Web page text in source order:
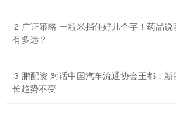
2 广证策略 一粒米挡住好几个字！药品说
有多远？
3 鹏配资 对话中国汽车流通协会王都：
长趋势不变